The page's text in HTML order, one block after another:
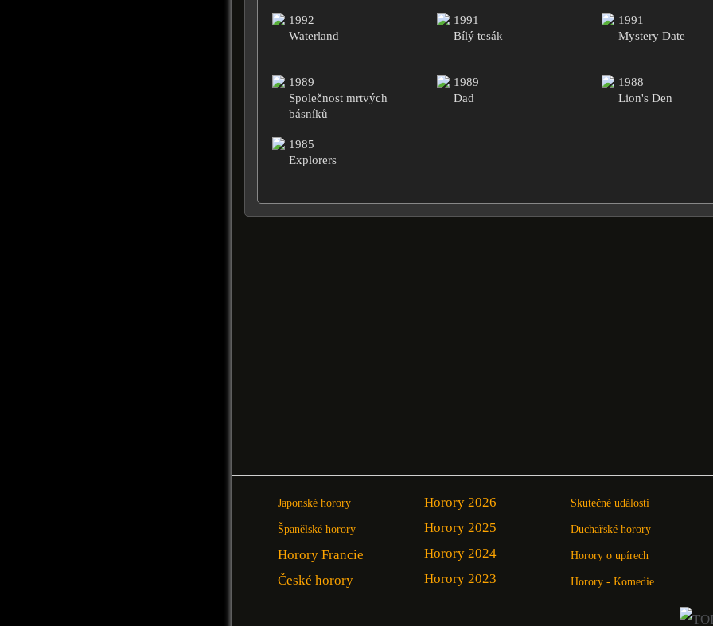
1992
Waterland
1991
Bílý tesák
1991
Mystery Date
1989
Společnost mrtvých
básníků
1989
Dad
1988
Lion's Den
1985
Explorers
Japonské horory
Španělské horory
Horory Francie
České horory
Horory 2026
Horory 2025
Horory 2024
Horory 2023
Skutečné události
Duchařské horory
Horory o upírech
Horory - Komedie